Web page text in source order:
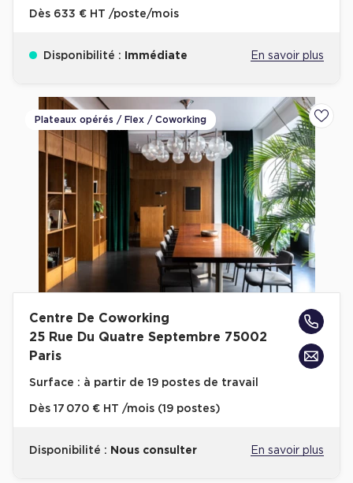
Dès 633 € HT /poste/mois
Disponibilité : Immédiate En savoir plus
Plateaux opérés / Flex / Coworking
Centre De Coworking
25 Rue Du Quatre Septembre 75002
Paris
Surface : à partir de 19 postes de travail
Dès 17 070 € HT /mois (19 postes)
Disponibilité : Nous consulter En savoir plus